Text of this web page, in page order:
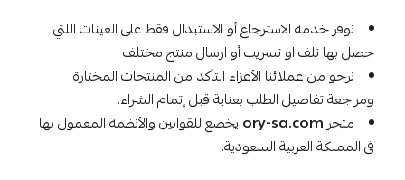
نوفر خدمة الاسترجاع أو الاستبدال فقط على العينات اللتي
حصل بها تلف او تسريب أو ارسال منتج مختلف
نرجو من عملائنا الأعزاء التأكد من المنتجات المختارة
ومراجعة تفاصيل الطلب بعناية قبل إتمام الشراء.
متجرory-sa.com يخضع للقوانين والأنظمة المعمول بها
في المملكة العربية السعودية.